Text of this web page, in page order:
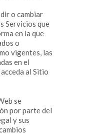
o cambiar
Servicios que
en la que
o
vigentes, las
en el
al Sitio
se
por parte del
y sus